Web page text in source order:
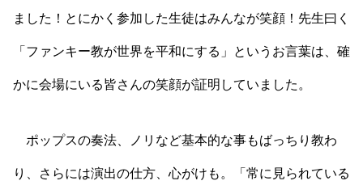
ました！とにかく参加した生徒はみんなが笑顔！先生曰く
「ファンキー教が世界を平和にする」というお言葉は、確
かに会場にいる皆さんの笑顔が証明していました。
ポップスの奏法、ノリなど基本的な事もばっちり教わ
り、さらには演出の仕方、心がけも。「常に見られている